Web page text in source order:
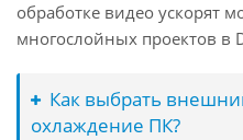
обработке видео ускорят
многослойных проектов в
Как выбрать
охлаждение ПК?